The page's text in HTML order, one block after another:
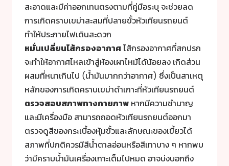
สะอาดและมีค่าออกเทนตรงตามที่คู่มือระบุ จะช่วยลด
การเกิดคราบเขม่าสะสมที่ปลายขั้วหัวเทียนรถยนต์
ทำให้ประกายไฟเดินสะดวก
หมั่นเปลี่ยนไส้กรองอากาศไส้กรองอากาศที่สกปรก
จะทำให้อากาศไหลเข้าสู่ห้องเผาไหม้ได้น้อยลง เกิดส่วน
ผสมที่หนาเกินไป (น้ำมันมากกว่าอากาศ) ซึ่งเป็นสาเหตุ
หลักของการเกิดคราบเขม่าดำเกาะที่หัวเทียนรถยนต์
ตรวจสอบสภาพทางกายภาพ หากมีความชำนาญ
และมีเครื่องมือ สามารถถอดหัวเทียนรถยนต์ออกมา
ตรวจดูสีของกระเบื้องหุ้มขั้วและลักษณะของเขี้ยวได้
สภาพที่ปกติควรมีสีน้ำตาลอ่อนหรือสีเทาบาง ๆ หากพบ
ว่ามีคราบน้ำมันเครื่องเกาะเต็มไปหมด อาจบ่งบอกถึง